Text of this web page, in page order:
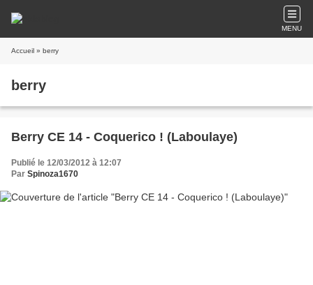
MENU
Accueil » berry
berry
Berry CE 14 - Coquerico ! (Laboulaye)
Publié le 12/03/2012 à 12:07
Par Spinoza1670